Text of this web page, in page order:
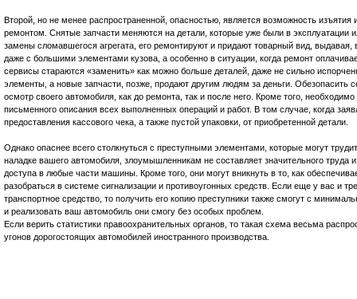
Второй, но не менее распространенной, опасностью, является возможность изъятия
ремонтом. Снятые запчасти меняются на детали, которые уже были в эксплуатации
замены сломавшегося агрегата, его ремонтируют и придают товарный вид,
даже с большими элементами кузова, а особенно в ситуации, когда ремонт
сервисы стараются «заменить» как можно больше деталей, даже не сильно
элементы, а новые запчасти, позже, продают другим людям за деньги. Обезопасить
осмотр своего автомобиля, как до ремонта, так и после него. Кроме того,
письменного описания всех выполненных операций и работ. В том случае, когда
предоставления кассового чека, а также пустой упаковки, от приобретенной детали.
Однако опаснее всего столкнуться с преступными элементами, которые могут
наладке вашего автомобиля, злоумышленникам не составляет значительного труда
доступа в любые части машины. Кроме того, они могут вникнуть в то, как
разобраться в системе сигнализации и противоугонных средств. Если еще у вас и
транспортное средство, то получить его копию преступники также смогут с
и реализовать ваш автомобиль они смогу без особых проблем.
Если верить статистики правоохранительных органов, то такая схема весьма
угонов дорогостоящих автомобилей иностранного производства.